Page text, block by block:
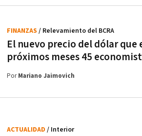
El nuevo precio del dólar que
próximos meses 45
FINANZAS / Relevamiento del BCRA
PorMariano Jaimovich
ACTUALIDAD / Interior